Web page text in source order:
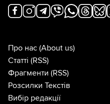
Про нас (About us)
Статті (RSS)
Фрагменти (RSS)
Розсилки Текстів
Вибір редакції